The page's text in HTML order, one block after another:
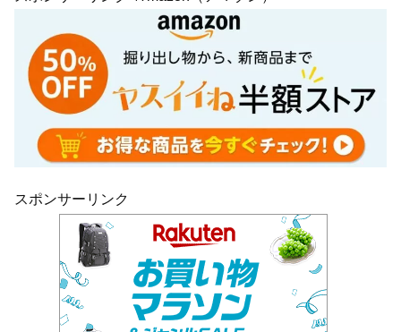
スポンサーリンク